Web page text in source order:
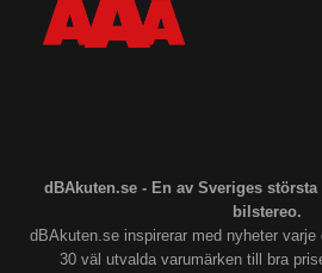
dBAkuten.se - En av Sveriges
bilstereo.
dBAkuten.se inspirerar med nyheter
30 väl utvalda varumärken till bra